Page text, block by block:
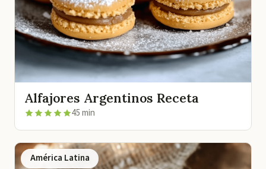
Alfajores Argentinos Receta
45 min
América Latina